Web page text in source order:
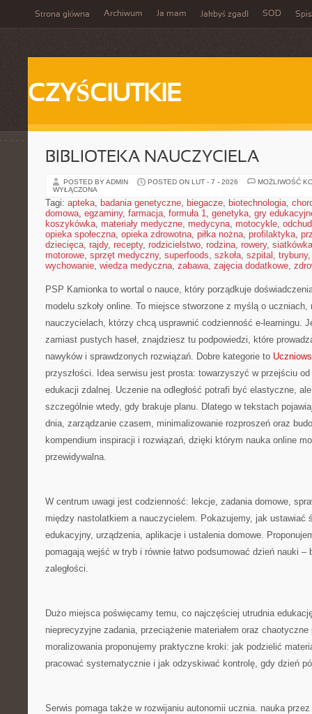
Strona główna Archiwum Ja mam Jakbyś zgadł SOD
CZYŚCIUTKIE
BIBLIOTEKA NAUCZYCIELA
POSTED BY ADMIN POSTED ON LUT - 7 - 2026
MOŻLIWOŚĆ
WYŁĄCZONA
Tagi: apteka, badania genetyczne, biegacze, biotechnologia,
domowa, egzaminy, farmacja, formuła 1, genetyka, gry
koszykówka, materiały medyczne, medycyna, motocykle,
opieka społeczna, opieka zdrowotna, piłka nożna, profilaktyka,
dziecięca, rajdy, recepty, rodzicielstwo, rodzina, rowery, siatkówka
motorowe, sprzęt medyczny, superfoods, szkoła, szpital , trybuny
wychowanie, wiedza medyczna, zabawa, zajęcia dodatkowe,
PSP Kamionka to wortal o nauce, który porządkuje
modelu szkoły online. To miejsce stworzone z myślą o uczniach,
nauczycielach, którzy chcą usprawnić codzienność e-learningu.
zamiast pustych haseł, znajdziesz tu podpowiedzi, które
nawyków i sprawdzonych rozwiązań. Dobre kategorie to
przyszłości. Idea serwisu jest prosta: towarzyszyć w przejściu
edukacji zdalnej. Uczenie na odległość potrafi być elastyczne,
szczególnie wtedy, gdy brakuje planu. Dlatego w tekstach
dnia, zarządzanie czasem, minimalizowanie rozproszeń oraz
kompendium inspiracji i rozwiązań, dzięki którym nauka online
przewidywalna.
W centrum uwagi jest codzienność: lekcje, zadania domowe,
między nastolatkiem a nauczycielem. Pokazujemy, jak ustawiać
edukacyjny, urządzenia, aplikacje i ustalenia domowe.
pomagają wejść w tryb i równie łatwo podsumować dzień nauki –
zaległości.
Dużo miejsca poświęcamy temu, co najczęściej utrudnia
nieprecyzyjne zadania, przeciążenie materiałem oraz
moralizowania proponujemy praktyczne kroki: jak podzielić
pracować systematycznie i jak odzyskiwać kontrolę, gdy dzień
Serwis pomaga także w rozwijaniu autonomii ucznia. nauka